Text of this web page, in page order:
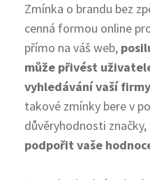
Zmínka o brandu bez
cenná formou online
přímo na váš web,
může přivést
vyhledávání vaší firmy
takové zmínky bere v
důvěryhodnosti značky,
podpořit vaše